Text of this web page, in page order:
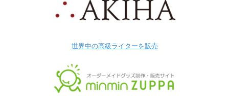
世界中の高級ライターを販売